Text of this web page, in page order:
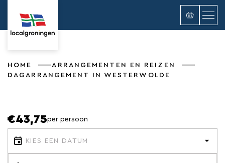
HOME
ARRANGEMENTEN EN REIZEN
DAGARRANGEMENT IN WESTERWOLDE
€43,75per persoon